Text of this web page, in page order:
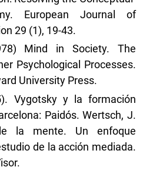
European Journal of
29 (1), 19-43.
Mind in Society. The
Psychological Processes.
University Press.
Vygotsky y la formación
Paidós. Wertsch, J.
la mente. Un enfoque
de la acción mediada.